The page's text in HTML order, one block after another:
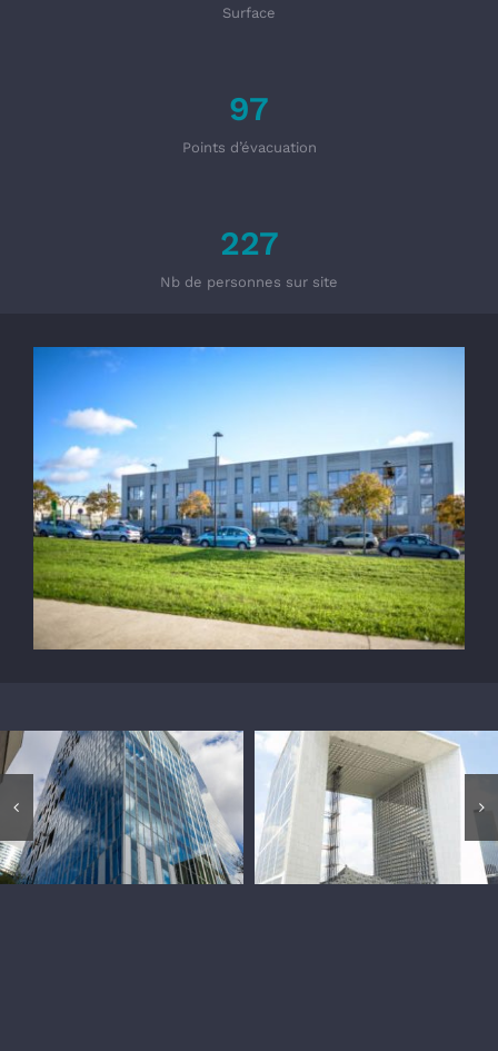
Surface
97
Points d’évacuation
227
Nb de personnes sur site
Tour Majunga Grande Arche